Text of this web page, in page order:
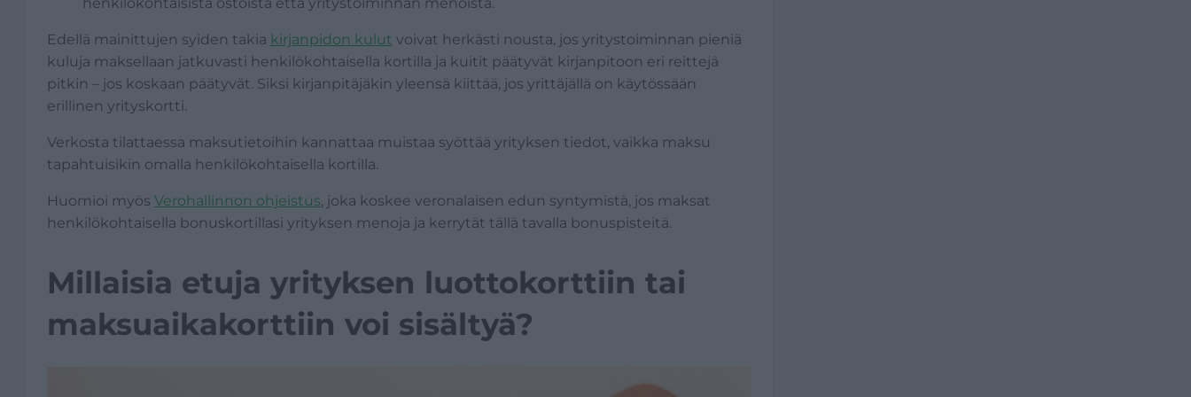
Edellä mainittujen syiden takia kirjanpidon kulut voivat herkästi nousta, jos yritystoiminnan pieniä
kuluja maksellaan jatkuvasti henkilökohtaisella kortilla ja kuitit päätyvät kirjanpitoon eri reittejä
pitkin – jos koskaan päätyvät. Siksi kirjanpitäjäkin yleensä kiittää, jos yrittäjällä on käytössään
erillinen yrityskortti.
Verkosta tilattaessa maksutietoihin kannattaa muistaa syöttää yrityksen tiedot, vaikka maksu
tapahtuisikin omalla henkilökohtaisella kortilla.
Huomioi myös Verohallinnon ohjeistus , joka koskee veronalaisen edun syntymistä, jos maksat
henkilökohtaisella bonuskortillasi yrityksen menoja ja kerrytät tällä tavalla bonuspisteitä.
Millaisia etuja yrityksen luottokorttiin tai
maksuaikakorttiin voi sisältyä?